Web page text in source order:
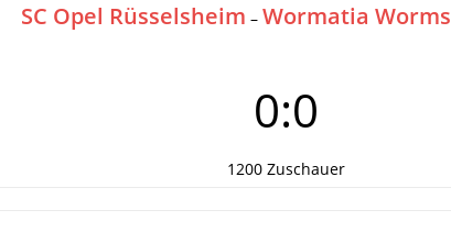
SC Opel Rüsselsheim – Wormatia Worms
0:0
1200 Zuschauer